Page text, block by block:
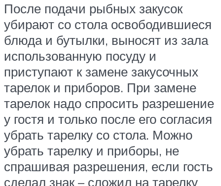
После подачи рыбных закусок
убирают со стола освободившиеся
блюда и бутылки, выносят из зала
использованную посуду и
приступают к замене закусочных
тарелок и приборов. При замене
тарелок надо спросить разрешение
у гостя и только после его согласия
убрать тарелку со стола. Можно
убрать тарелку и приборы, не
спрашивая разрешения, если гость
сделал знак – сложил на тарелку